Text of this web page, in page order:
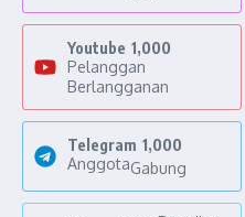
Youtube 1,000
Pelanggan
Berlangganan
Telegram 1,000
AnggotaGabung